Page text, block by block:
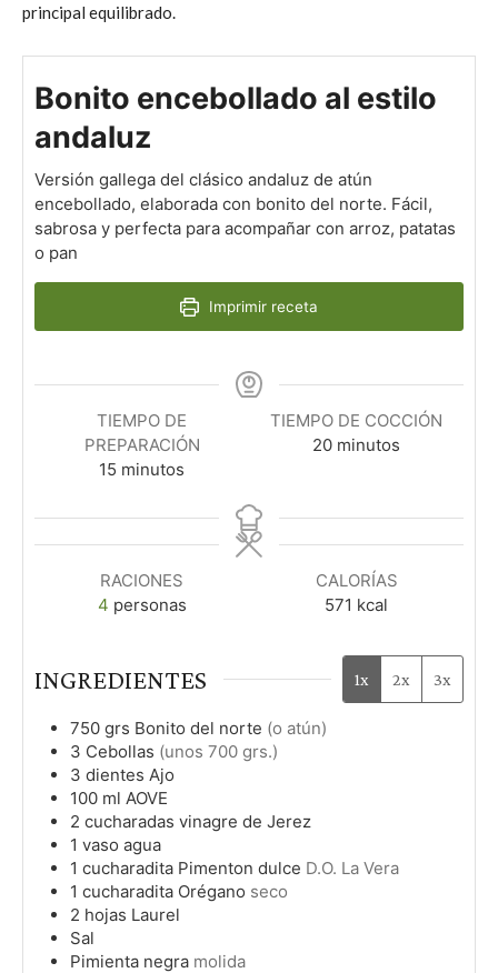
principal equilibrado.
Bonito encebollado al estilo
andaluz
Versión gallega del clásico andaluz de atún
encebollado, elaborada con bonito del norte. Fácil,
sabrosa y perfecta para acompañar con arroz, patatas
o pan
Imprimir receta
TIEMPO DE
PREPARACIÓN
15 m
n
u
o
s
minutos
TIEMPO DE COCCIÓN
20m
u
t
s
minutos
RACIONES
4 personas
CALORÍAS
571 kcal
INGREDIENTES 1x 2x 3x
750 grs Bonito del norte (o atún)
3 Cebollas (unos 700 grs.)
3 dientes Ajo
100 ml AOVE
2 cucharadas vinagre de Jerez
1 vaso agua
1 cucharadita Pimenton dulce D.O. La Vera
1 cucharadita Orégano seco
2 hojas Laurel
Sal
Pimienta negra molida